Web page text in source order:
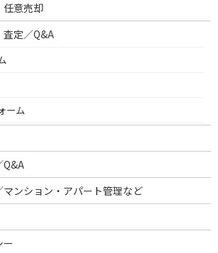
任意売却
定／Q&A
ーム
Q&A
ンション・アパート管理など
ー